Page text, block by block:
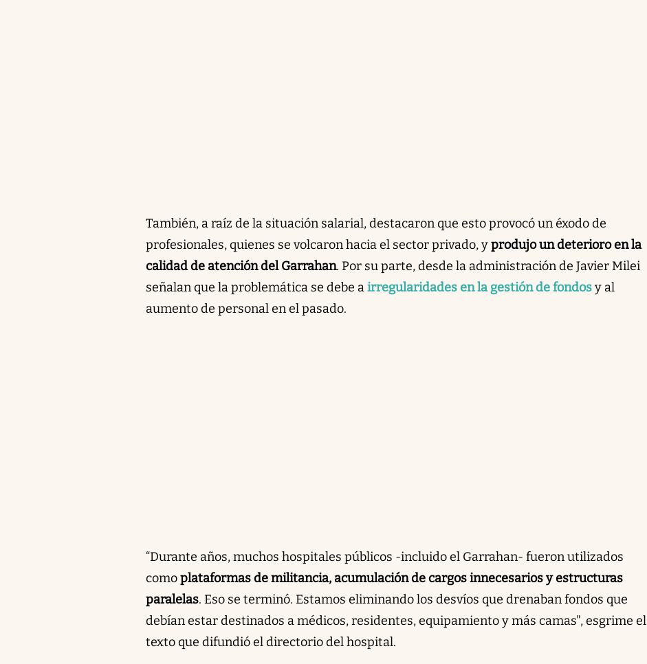
También, a raíz de la situación salarial, destacaron que esto provocó un éxodo de
profesionales, quienes se volcaron hacia el sector privado, yprodujo un deterioro en la
calidad de atención del Garrahan. Por su parte, desde la administración de Javier Milei
señalan que la problemática se debe airregularidades en la gestión de fondosy al
aumento de personal en el pasado.
“Durante años, muchos hospitales públicos -incluido el Garrahan- fueron utilizados
comoplataformas de militancia, acumulación de cargos innecesarios y estructuras
paralelas. Eso se terminó. Estamos eliminando los desvíos que drenaban fondos que
debían estar destinados a médicos, residentes, equipamiento y más camas", esgrime el
texto que difundió el directorio del hospital.